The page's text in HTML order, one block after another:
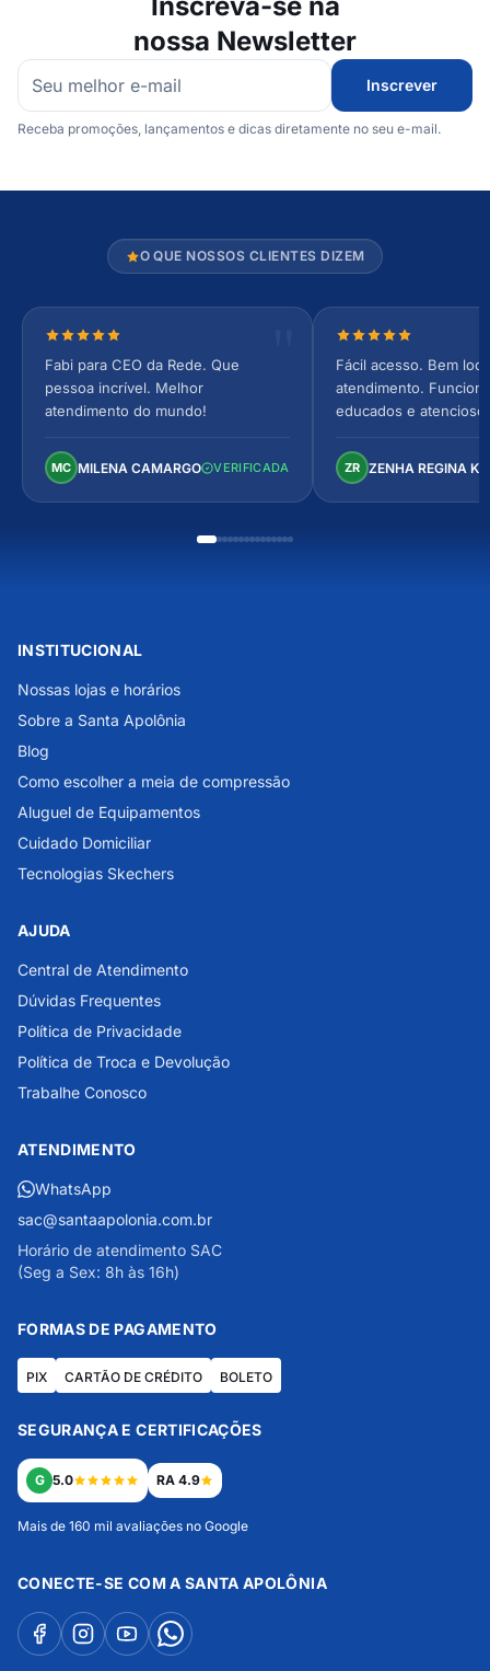
nossa Newsletter
Inscrever
Receba promoções, lançamentos e dicas diretamente no seu e-mail.
O QUE NOSSOS CLIENTES DIZEM
Nota 5 de 5 estrelas
Fabi para CEO da Rede. Que
pessoa incrível. Melhor
atendimento do mundo!
MC MILENA CAMARGO VERIFICADA
Nota 5 de 5
Fácil acesso. Bem
atendimento.
educados e
Perfeito!
ZR ZENHA REGINA
INSTITUCIONAL
Nossas lojas e horários
Sobre a Santa Apolônia
Blog
Como escolher a meia de compressão
Aluguel de Equipamentos
Cuidado Domiciliar
Tecnologias Skechers
AJUDA
Central de Atendimento
Dúvidas Frequentes
Política de Privacidade
Política de Troca e Devolução
Trabalhe Conosco
ATENDIMENTO
WhatsApp
sac@santaapolonia.com.br
Horário de atendimento SAC
(Seg a Sex: 8h às 16h)
FORMAS DE PAGAMENTO
PIX CARTÃO DE CRÉDITO BOLETO
SEGURANÇA E CERTIFICAÇÕES
G 5.0 RA 4.9
Mais de 160 mil avaliações no Google
CONECTE-SE COM A SANTA APOLÔNIA